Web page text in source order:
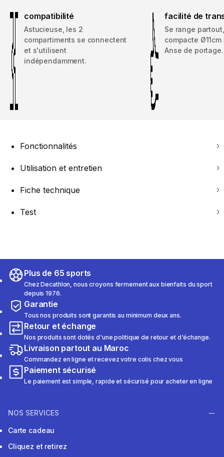
compatibilité
Astucieuse, les 2
compartiments se connectent
et s'utilisent
indépendamment.
facilité de
Se range
compacte Ø11cm
Anse de portage.
Fonctionnalités
Utilisation et entretien
Fiche technique
Test
Plus de 65 sports
Chez Decathlon, nous croyons fermement aux bienfaits du sport
depuis 1976.
Garantie
Tous nos produits sont garantis au minimum deux ans.
Retour et échange
Nos produits sont dotés d'une politique de retour et d'échange.
Livraison partout au Maroc
Commandez en ligne et recevez votre colis chez vous
Paiement sécurisé
Le paiement est simple, rapide et sécurisé pour acheter en ligne
NOS SERVICES
Carte cadeau
Cliquez et retirez